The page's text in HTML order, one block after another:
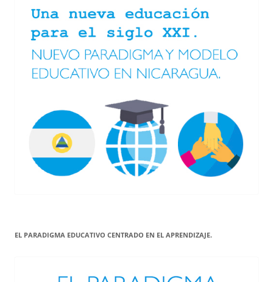
EL PARADIGMA EDUCATIVO CENTRADO EN EL APRENDIZAJE.